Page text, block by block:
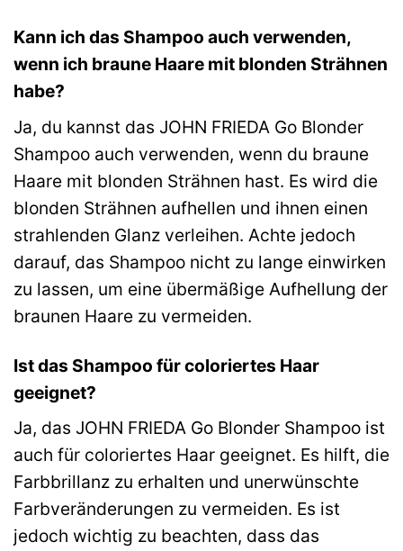
Kann ich das Shampoo auch verwenden,
wenn ich braune Haare mit blonden Strähnen
habe?
Ja, du kannst das JOHN FRIEDA Go Blonder
Shampoo auch verwenden, wenn du braune
Haare mit blonden Strähnen hast. Es wird die
blonden Strähnen aufhellen und ihnen einen
strahlenden Glanz verleihen. Achte jedoch
darauf, das Shampoo nicht zu lange einwirken
zu lassen, um eine übermäßige Aufhellung der
braunen Haare zu vermeiden.
Ist das Shampoo für coloriertes Haar
geeignet?
Ja, das JOHN FRIEDA Go Blonder Shampoo ist
auch für coloriertes Haar geeignet. Es hilft, die
Farbbrillanz zu erhalten und unerwünschte
Farbveränderungen zu vermeiden. Es ist
jedoch wichtig zu beachten, dass das